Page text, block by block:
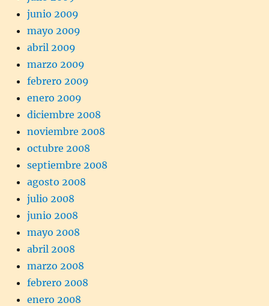
junio 2009
mayo 2009
abril 2009
marzo 2009
febrero 2009
enero 2009
diciembre 2008
noviembre 2008
octubre 2008
septiembre 2008
agosto 2008
julio 2008
junio 2008
mayo 2008
abril 2008
marzo 2008
febrero 2008
enero 2008